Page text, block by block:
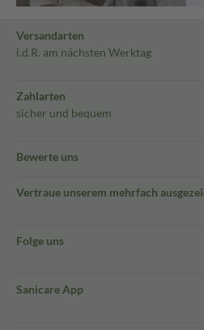
Versandarten
i.d.R. am nächsten Werktag
Zahlarten
sicher und bequem
Bewerte uns
Vertraue unserem mehrfach
Folge uns
Sanicare App